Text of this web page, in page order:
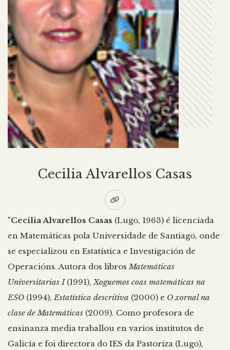
Cecilia Alvarellos Casas
"Cecilia Alvarellos Casas (Lugo, 1963) é licenciada
en Matemáticas pola Universidade de Santiago, onde
se especializou en Estatística e Investigación de
Operacións. Autora dos librosMatemáticas
Universitarias I(1991),Xoguemos coas matemáticas na
ESO (1994),Estatística descritiva (2000) e O xornal na
clase de Matemáticas (2009). Como profesora de
ensinanza media traballou en varios institutos de
Galicia e foi directora do IES da Pastoriza (Lugo),